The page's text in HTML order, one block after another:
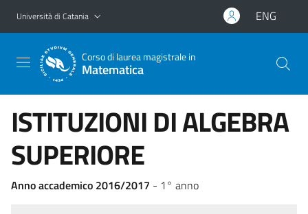
Vai al contenuto principale
Vai al menu di navigazione
Università di Catania ENG
Corso di laurea magistrale in
Matematica
ISTITUZIONI DI ALGEBRA
SUPERIORE
Anno accademico 2016/2017 - 1° anno